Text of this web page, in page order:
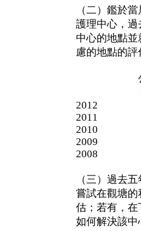
（二）鑑於
護理中心，
中心的地點
慮的地點的
公共屋
－－－
2012
2011
2010
2009
2008
（三）過去
嘗試在觀塘
估；若有，
如何解決該中